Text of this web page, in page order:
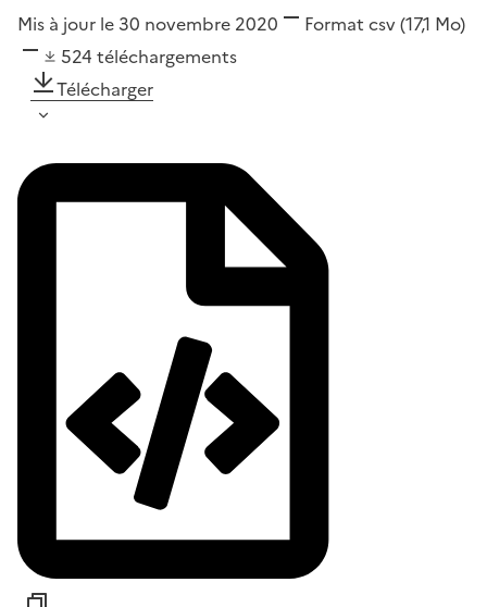
Mis à jour le 30 novembre 2020 Format csv(17,1 Mo)
524 téléchargements
Télécharger